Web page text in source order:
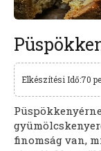
Elkészítési Idő:70
finomság van,